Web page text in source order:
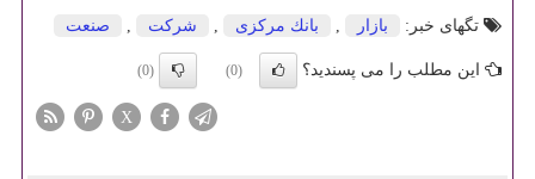
تگهای خبر:
بازار بانك مركزی شركت صنعت
این مطلب را می پسندید؟ (0)
(0)
X